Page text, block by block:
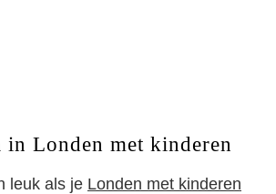
in Londen met kinderen
leuk als je Londen met kinderen